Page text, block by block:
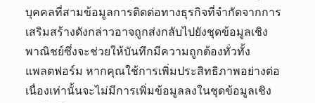
บุคคลที่สามข้อมูลการติดต่อทางธุรกิจที่จำกัดจากการ
เสริมสร้างดังกล่าวอาจถูกส่งกลับไปยังชุดข้อมูลเชิง
พาณิชย์ซึ่งจะช่วยให้บันทึกมีความถูกต้องทั่วทั้ง
แพลตฟอร์ม หากคุณใช้การเพิ่มประสิทธิภาพอย่างต่อ
เนื่องเท่านั้นจะไม่มีการเพิ่มข้อมูลลงในชุดข้อมูลเชิง